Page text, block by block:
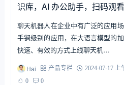
识库，AI 办公助手，扫码观
聊天机器人在企业中有广泛的应用
手锏级别的应用，在大语言模型的
快速、有效的方式上线聊天机…
Hai 产品专栏 2024-07-17 上
0
0